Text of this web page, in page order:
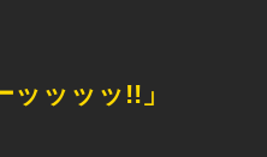
ッッッッ!!」